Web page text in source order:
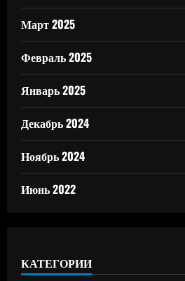
Март 2025
Февраль 2025
Январь 2025
Декабрь 2024
Ноябрь 2024
Июнь 2022
КАТЕГОРИИ